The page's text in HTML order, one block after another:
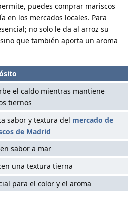
puedes comprar mariscos
en los mercados locales. Para
no solo le da al arroz su
que también aporta un aroma
el caldo mientras mantiene
tiernos
sabor y textura del mercado de
de Madrid
sabor a mar
una textura tierna
para el color y el aroma